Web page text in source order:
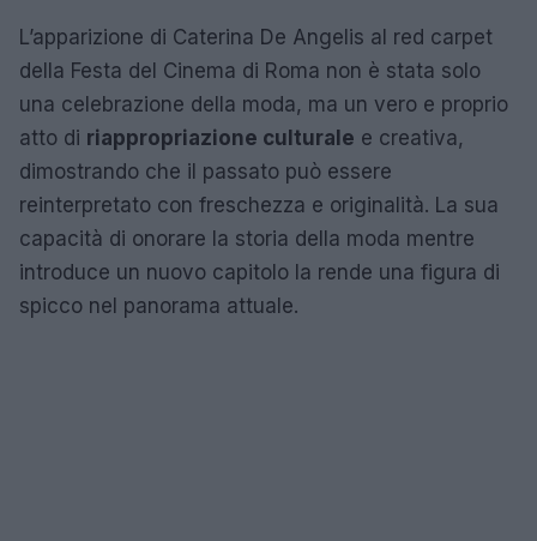
L’apparizione di Caterina De Angelis al red carpet
della Festa del Cinema di Roma non è stata solo
una celebrazione della moda, ma un vero e proprio
atto di riappropriazione culturale e creativa,
dimostrando che il passato può essere
reinterpretato con freschezza e originalità. La sua
capacità di onorare la storia della moda mentre
introduce un nuovo capitolo la rende una figura di
spicco nel panorama attuale.